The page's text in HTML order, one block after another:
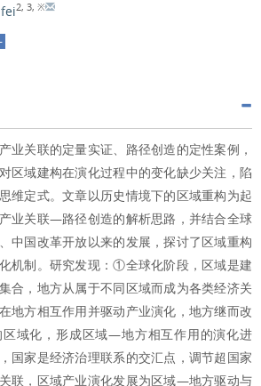
2, 3, ※
业关联的定量实证、路径创造的定性案例，
区域建构在演化过程中的变化缺少关注，陷
维定式。文章以历史情境下的区域重构为起
业关联—路径创造的解析思路，并结合全球
中国改革开放以来的发展，探讨了区域重构
机制。研究发现：①全球化阶段，区域是建
合，地方从属于不同区域而成为各类经济关
地方相互作用并驱动产业演化，地方继而改
域化，形成区域—地方相互作用的演化进
国家是经济治理联系的交汇点，调节超国家
联，区域产业演化发展为区域—地方驱动与